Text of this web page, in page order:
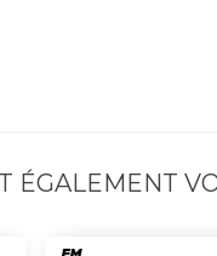
ÉGALEMENT